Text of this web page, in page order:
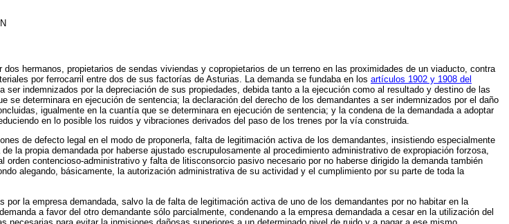
hermanos, propietarios de sendas viviendas y copropietarios de un terreno en las proximidades de un viaducto, contra
por ferrocarril entre dos de sus factorías de Asturias. La demanda se fundaba en los artículos 1902 y 1908 del
ser indemnizados por la depreciación de sus propiedades, debida tanto a la ejecución como al resultado y destino de las
se determinara en ejecución de sentencia; la declaración del derecho de los demandantes a ser indemnizados por el daño
igualmente en la cuantía que se determinara en ejecución de sentencia; y la condena de la demandada a adoptar
en lo posible los ruidos y vibraciones derivados del paso de los trenes por la vía construida.
de defecto legal en el modo de proponerla, falta de legitimación activa de los demandantes, insistiendo especialmente
la propia demandada por haberse ajustado escrupulosamente al procedimiento administrativo de expropiación forzosa,
contencioso-administrativo y falta de litisconsorcio pasivo necesario por no haberse dirigido la demanda también
alegando, básicamente, la autorización administrativa de su actividad y el cumplimiento por su parte de toda la
la empresa demandada, salvo la de falta de legitimación activa de uno de los demandantes por no habitar en la
a favor del otro demandante sólo parcialmente, condenando a la empresa demandada a cesar en la utilización del